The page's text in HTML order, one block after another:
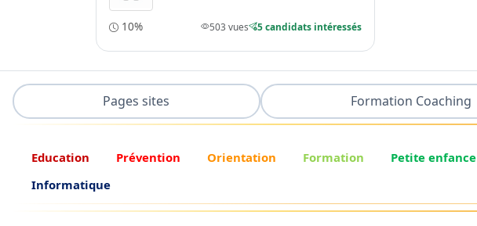
10% 503 vues 5 candidats intéressés
Pages sites Formation Coaching
Education Prévention Orientation Formation Petite enfance
Informatique